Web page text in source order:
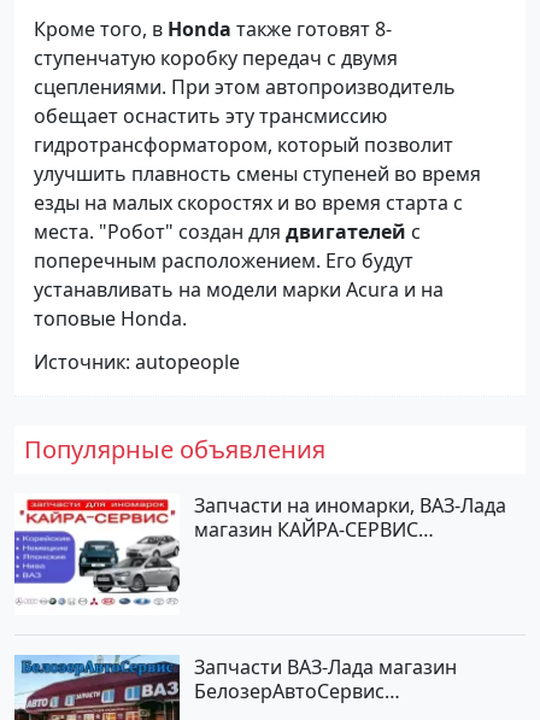
Кроме того, в Honda также готовят 8-
ступенчатую коробку передач с двумя
сцеплениями. При этом автопроизводитель
обещает оснастить эту трансмиссию
гидротрансформатором, который позволит
улучшить плавность смены ступеней во время
езды на малых скоростях и во время старта с
места. "Робот" создан для двигателей с
поперечным расположением. Его будут
устанавливать на модели марки Acura и на
топовые Honda.
Источник: autopeople
Популярные объявления
Запчасти на иномарки, ВАЗ-Лада
магазин КАЙРА-СЕРВИС
Запчасти ВАЗ-Лада магазин
БелозерАвтоСервис